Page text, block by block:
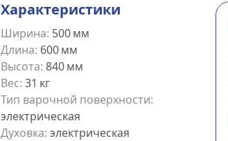
Характеристики
Ширина: 500мм
Длина: 600мм
Высота: 840мм
Вес: 31 кг
Тип варочной поверхности:
электрическая
Духовка: электрическая